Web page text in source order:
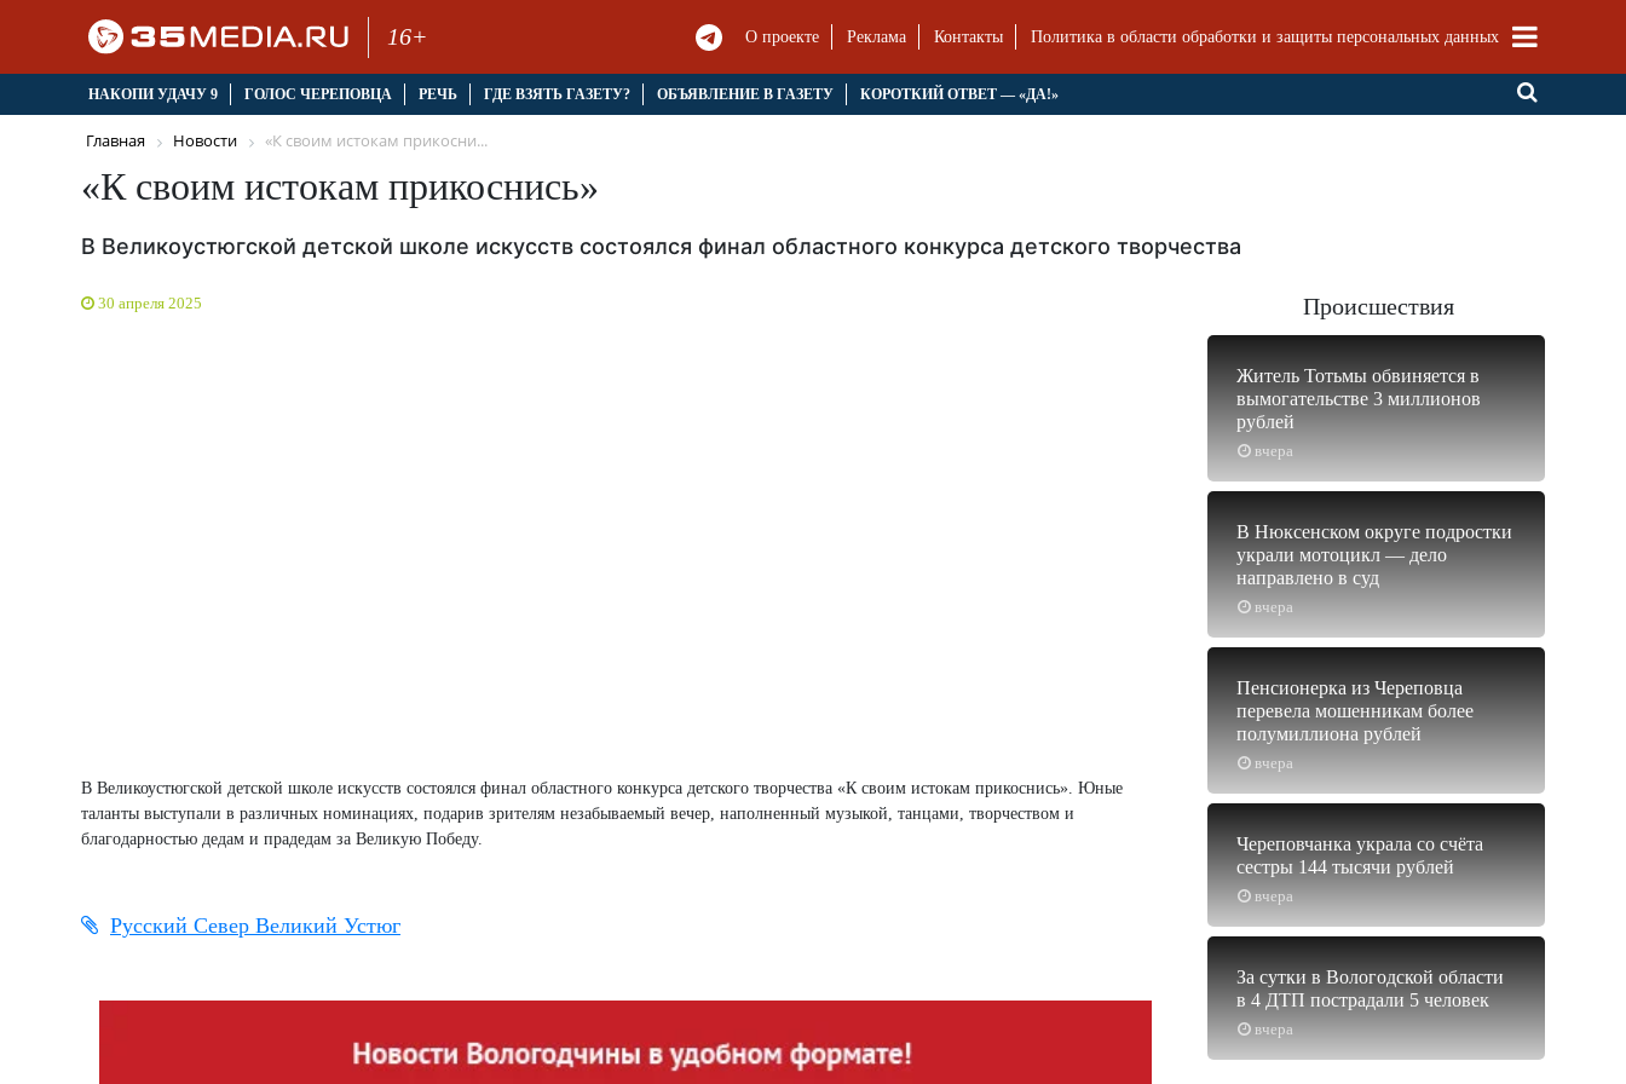
16+ О проекте Реклама Контакты Политика в области обработки и защиты персональных данных
НАКОПИ УДАЧУ 9 ГОЛОС ЧЕРЕПОВЦА РЕЧЬ ГДЕ ВЗЯТЬ ГАЗЕТУ? ОБЪЯВЛЕНИЕ В ГАЗЕТУ КОРОТКИЙ ОТВЕТ — «ДА!»
Главная Новости «К своим истокам прикосни...
«К своим истокам прикоснись»
В Великоустюгской детской школе искусств состоялся финал областного конкурса детского творчества
30 апреля 2025
В Великоустюгской детской школе искусств состоялся финал областного конкурса детского творчества «К своим истокам прикоснись». Юные
таланты выступали в различных номинациях, подарив зрителям незабываемый вечер, наполненный музыкой, танцами, творчеством и
благодарностью дедам и прадедам за Великую Победу.
Русский Север Великий Устюг
Происшествия
вчера
Житель Тотьмы обвиняется в
вымогательстве 3 миллионов
рублей
вчера
В Нюксенском округе подростки
украли мотоцикл — дело
направлено в суд
вчера
Пенсионерка из Череповца
перевела мошенникам более
полумиллиона рублей
вчера
Череповчанка украла со счёта
сестры 144 тысячи рублей
вчера
За сутки в Вологодской области
в 4 ДТП пострадали 5 человек